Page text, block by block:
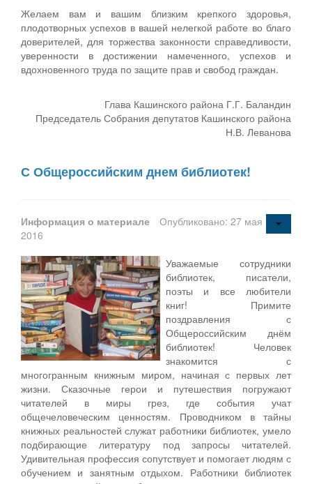
Желаем вам и вашим близким крепкого здоровья,
плодотворных успехов в вашей нелегкой работе во благо
доверителей, для торжества законности справедливости,
уверенности в достижении намеченного, успехов и
вдохновенного труда по защите прав и свобод граждан.
Глава Кашинского района Г.Г. Баландин
Председатель Собрания депутатов Кашинского района
Н.В. Леванова
С Общероссийским днем библиотек!
Информация о материале
Опубликовано: 27 мая
2016
Уважаемые сотрудники
библиотек, писатели,
поэты и все любители
книг! Примите
поздравления с
Общероссийским днём
библиотек! Человек
знакомится с
многогранным книжным миром, начиная с первых лет
жизни. Сказочные герои и путешествия погружают
читателей в миры грез, где события учат
общечеловеческим ценностям. Проводником в тайны
книжных реальностей служат работники библиотек, умело
подбирающие литературу под запросы читателей.
Удивительная профессия сопутствует и помогает людям с
обучением и занятным отдыхом. Работники библиотек